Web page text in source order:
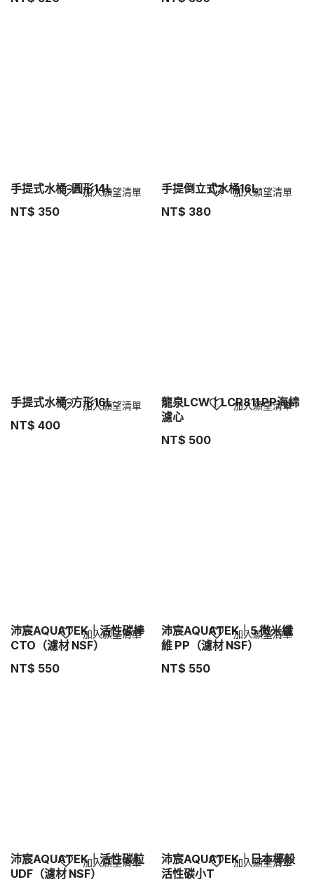
手提式水桶-圓形14L
NT$ 350
加入願望清單
手提倒立式水桶16L
NT$ 380
加入願望清單
手提式水桶-方形16L
NT$ 400
加入願望清單
龍泉LCW丨LCR811 PP海綿
濾心
NT$ 500
加入願望清單
沛宸AQUATEK｜活性碳棒
CTO（濾材 NSF）
NT$ 550
加入願望清單
沛宸AQUATEK｜5 微米纖
維 PP（濾材 NSF）
NT$ 550
加入願望清單
沛宸AQUATEK｜活性碳粒
UDF（濾材 NSF）
加入願望清單
沛宸AQUATEK｜日本椰殼
活性碳小T
加入願望清單